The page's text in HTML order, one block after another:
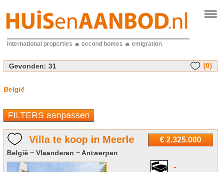
international properties second homes emigration
Gevonden: 31 (0)
België
FILTERS aanpassen
€ 2.325.000
Villa te koop in Meerle
België ~ Vlaanderen ~ Antwerpen
-